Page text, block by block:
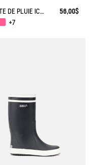
BOTTE DE PLUIE ICONIQUE LOLLY POP
56,00$
+7